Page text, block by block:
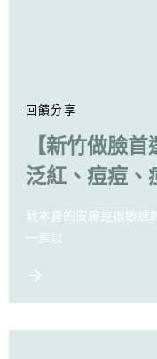
回饋分享
【新竹做臉
泛紅、痘痘、
我本身的皮膚是很敏感
一直以